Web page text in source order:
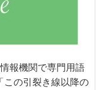
報機関で専門用語
この引裂き線以降の